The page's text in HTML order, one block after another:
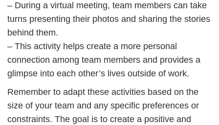
– During a virtual meeting, team members can take
turns presenting their photos and sharing the stories
behind them.
– This activity helps create a more personal
connection among team members and provides a
glimpse into each other’s lives outside of work.
Remember to adapt these activities based on the
size of your team and any specific preferences or
constraints. The goal is to create a positive and